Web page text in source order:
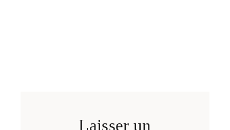
Laisser un